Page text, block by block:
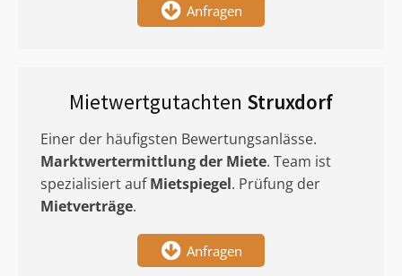
Anfragen
Mietwertgutachten Struxdorf
Einer der häufigsten Bewertungsanlässe.
Marktwertermittlungder Miete. Team ist
spezialisiert aufMietspiegel. Prüfung der
Mietverträge.
Anfragen